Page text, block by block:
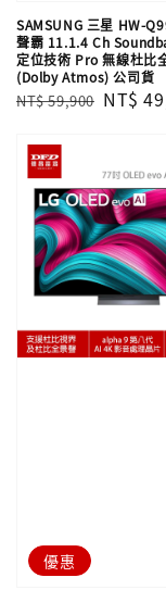
SAMSUNG 三星 HW-
聲霸 11.1.4 Ch
定位技術 Pro 無線杜比
(Dolby Atmos) 公司貨
Regular
NT$ 59,900 Sale
NT$
優惠